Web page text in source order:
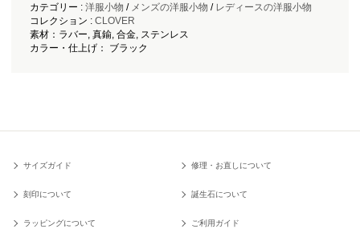
カテゴリー : 洋服小物 / メンズの洋服小物 / レディースの洋服小物
コレクション : CLOVER
素材：ラバー, 真鍮, 合金, ステンレス
カラー・仕上げ： ブラック
サイズガイド 修理・お直しについて
刻印について 誕生石について
ラッピングについて ご利用ガイド